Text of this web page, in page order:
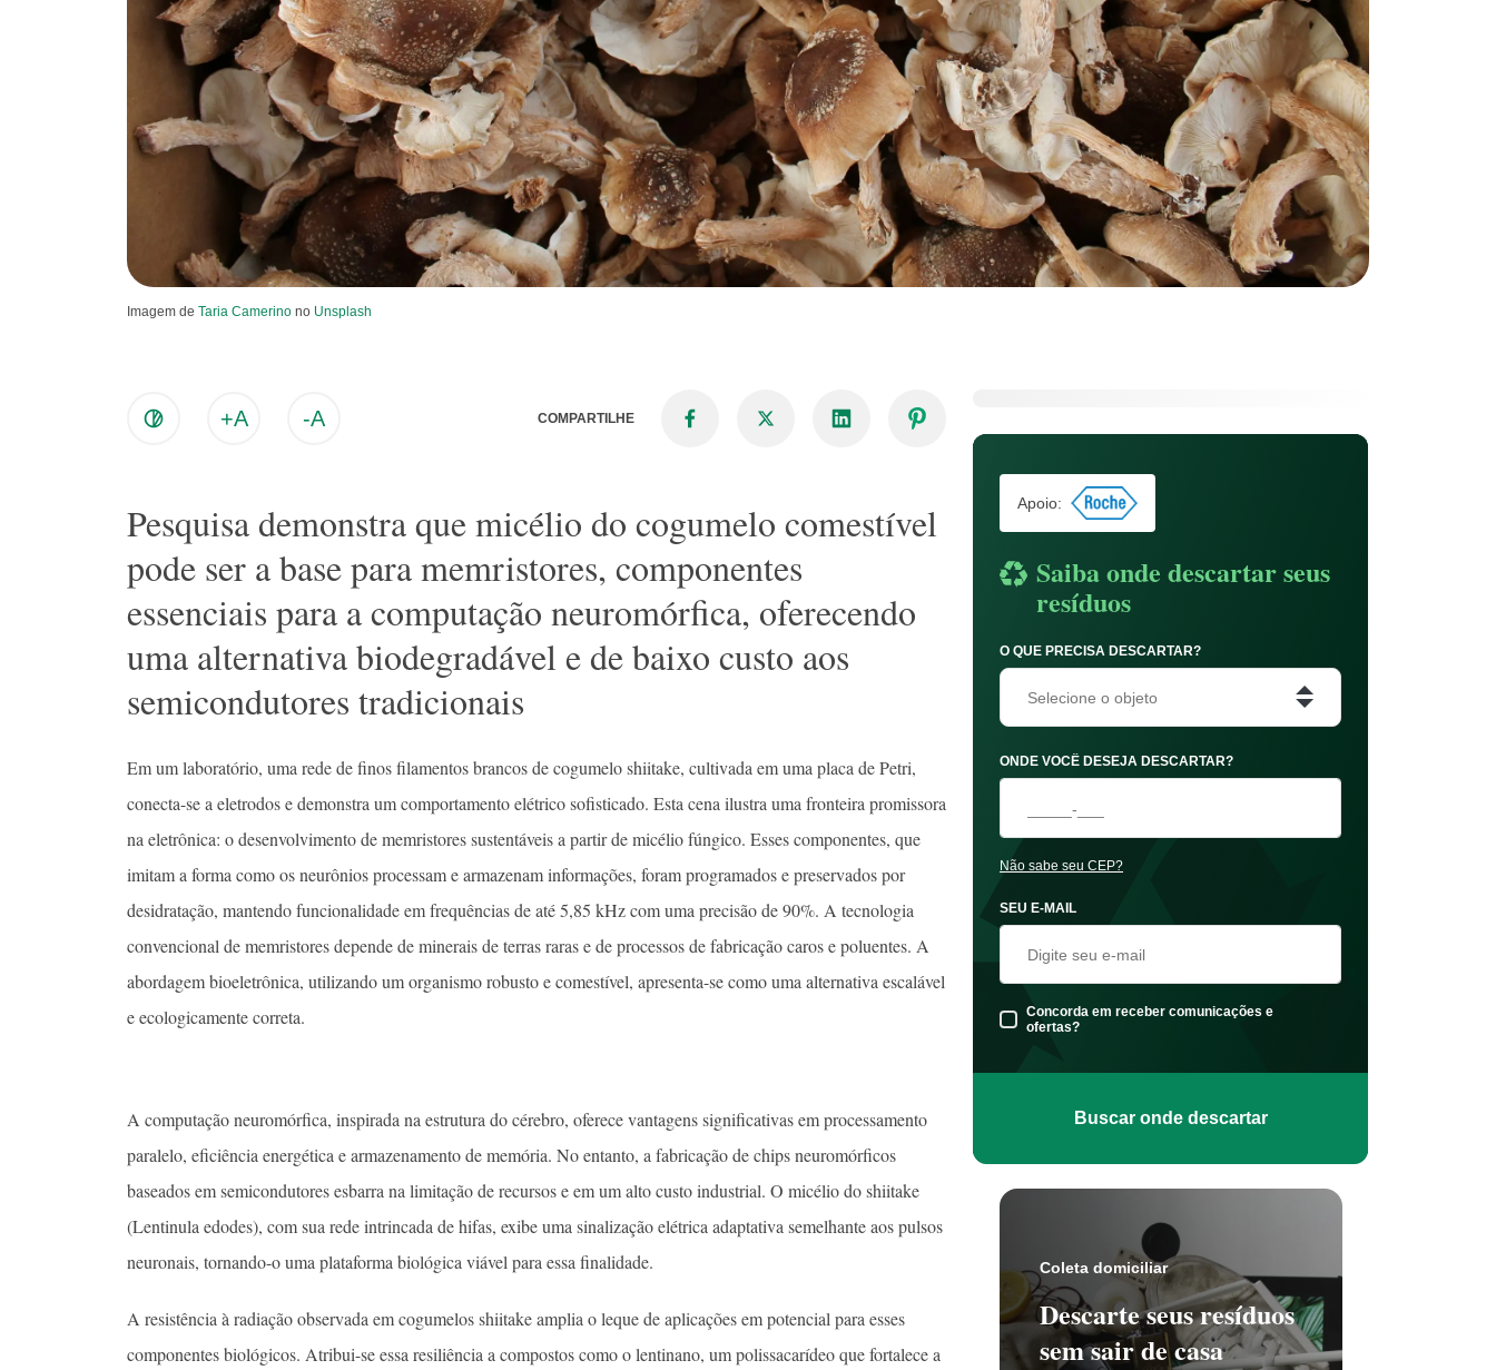
Imagem de Taria Camerino no Unsplash
+A -A COMPARTILHE
Pesquisa demonstra que micélio do cogumelo comestível
pode ser a base para memristores, componentes
essenciais para a computação neuromórfica, oferecendo
uma alternativa biodegradável e de baixo custo aos
semicondutores tradicionais
Em um laboratório, uma rede de finos filamentos brancos de cogumelo shiitake, cultivada em uma placa de Petri,
conecta-se a eletrodos e demonstra um comportamento elétrico sofisticado. Esta cena ilustra uma fronteira promissora
na eletrônica: o desenvolvimento de memristores sustentáveis a partir de micélio fúngico. Esses componentes, que
imitam a forma como os neurônios processam e armazenam informações, foram programados e preservados por
desidratação, mantendo funcionalidade em frequências de até 5,85 kHz com uma precisão de 90%. A tecnologia
convencional de memristores depende de minerais de terras raras e de processos de fabricação caros e poluentes. A
abordagem bioeletrônica, utilizando um organismo robusto e comestível, apresenta-se como uma alternativa escalável
e ecologicamente correta.
A computação neuromórfica, inspirada na estrutura do cérebro, oferece vantagens significativas em processamento
paralelo, eficiência energética e armazenamento de memória. No entanto, a fabricação de chips neuromórficos
baseados em semicondutores esbarra na limitação de recursos e em um alto custo industrial. O micélio do shiitake
(Lentinula edodes), com sua rede intrincada de hifas, exibe uma sinalização elétrica adaptativa semelhante aos pulsos
neuronais, tornando-o uma plataforma biológica viável para essa finalidade.
A resistência à radiação observada em cogumelos shiitake amplia o leque de aplicações em potencial para esses
componentes biológicos. Atribui-se essa resiliência a compostos como o lentinano, um polissacarídeo que fortalece a
Apoio:
Saiba onde descartar seus
resíduos
O QUE PRECISA DESCARTAR?
Selecione o objeto
ONDE VOCÊ DESEJA DESCARTAR?
Não sabe seu CEP?
SEU E-MAIL
Concorda em receber comunicações e
ofertas?
Buscar onde descartar
Coleta domiciliar
Descarte seus resíduos
sem sair de casa